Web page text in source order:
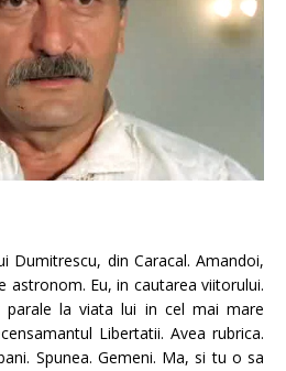
Dumitrescu, din Caracal. Amandoi,
astronom. Eu, in cautarea viitorului.
la viata lui in cel mai mare
Libertatii. Avea rubrica.
Spunea. Gemeni. Ma, si tu o sa